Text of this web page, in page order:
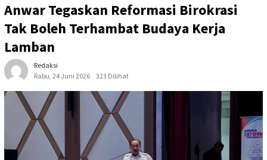
Anwar Tegaskan Reformasi Birokrasi
Tak Boleh Terhambat Budaya Kerja
Lamban
Redaksi
Rabu, 24 Juni 2026
323 Dilihat